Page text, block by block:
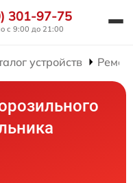
301-97-75
с 9:00 до 21:00
устройств